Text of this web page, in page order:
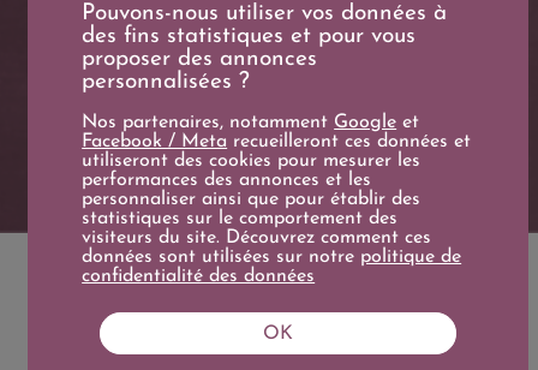
Boire avant
DESCRIPTION CARACTÉRISTIQUES
Pouvons-nous utiliser vos données à
des fins statistiques et pour vous
proposer des annonces
personnalisées ?
Nos partenaires, notamment Google et
Facebook / Meta recueilleront ces données et
utiliseront des cookies pour mesurer les
performances des annonces et les
personnaliser ainsi que pour établir des
statistiques sur le comportement des
visiteurs du site. Découvrez comment ces
données sont utilisées sur notre politique de
confidentialité des données
OK